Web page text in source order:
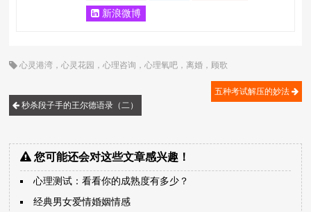
新浪微博
心灵港湾 ，心灵花园 ，心理咨询 ，心理氧吧 ，离婚 ， 顾歌
秒杀段子手的王尔德语录（二）
五种考试解压的妙法
您可能还会对这些文章感兴趣！
心理测试：看看你的成熟度有多少？
经典男女爱情婚姻情感